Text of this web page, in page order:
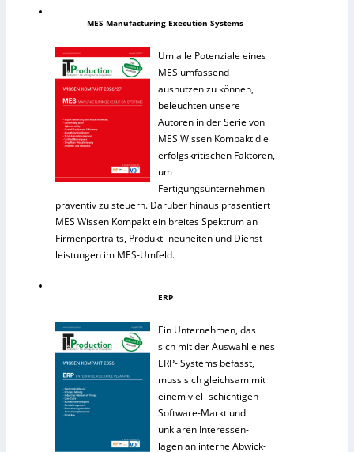
MES Manufacturing Execution Systems
Um alle Potenziale eines
MES umfassend
ausnutzen zu können,
beleuchten unsere
Autoren in der Serie von
MES Wissen Kompakt die
erfolgskritischen Faktoren,
um
Fertigungsunternehmen
präventiv zu steuern. Darüber hinaus präsentiert
MES Wissen Kompakt ein breites Spektrum an
Firmenportraits, Produkt- neuheiten und Dienst-
leistungen im MES-Umfeld.
ERP
Ein Unternehmen, das
sich mit der Auswahl eines
ERP- Systems befasst,
muss sich gleichsam mit
einem viel- schichtigen
Software-Markt und
unklaren Interessen-
lagen an interne Abwick-